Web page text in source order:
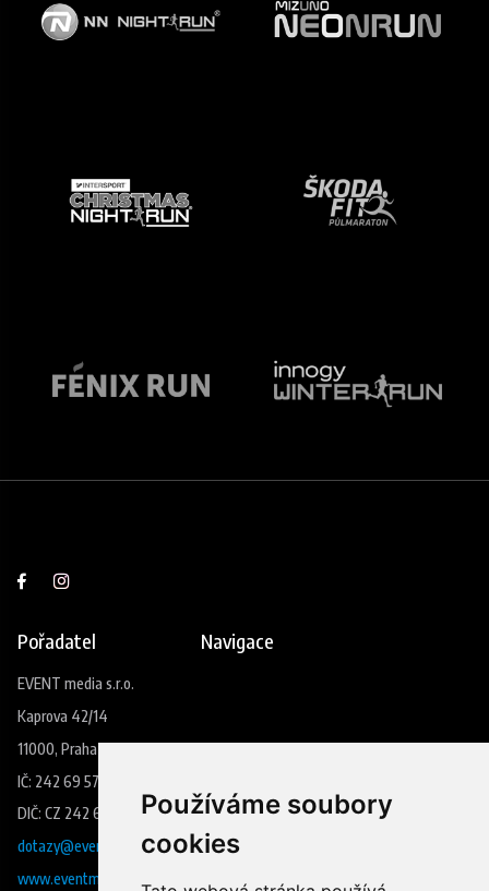
Používáme soubory
cookies
Pořadatel
EVENT media s.r.o.
Kaprova 42/14
11000, Praha 1
IČ: 242 69 573
DIČ: CZ 242 69 573
dotazy@eventmedia.cz
www.eventmedia.cz
Navigace